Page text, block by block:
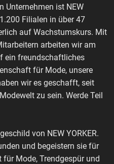
Unternehmen ist NEW
Filialen in über 47
auf Wachstumskurs. Mit
arbeiten wir am
ein freundschaftliches
für Mode, unsere
wir es geschafft, seit
zu sein. Werde Teil
von NEW YORKER.
und begeistern sie für
Mode, Trendgespür und